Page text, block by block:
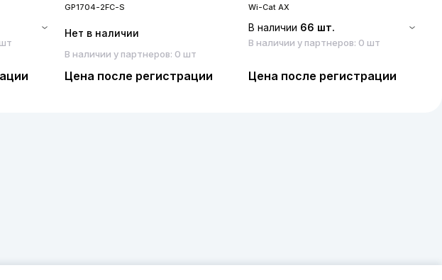
GP1704-2FC-S
Нет в наличии
В наличии у партнеров: 0 шт
Цена после регистрации
Wi-Cat AX
В наличии 66 шт.
В наличии у партнеров: 0 шт
Цена после регистрации